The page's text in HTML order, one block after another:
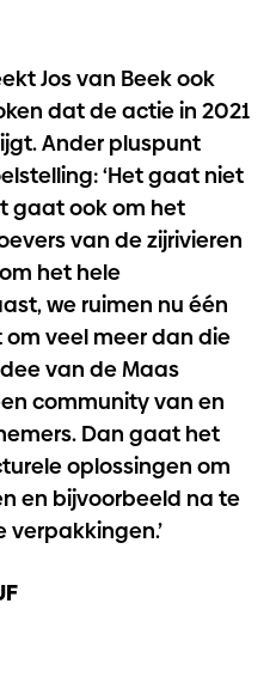
Jos van Beek ook
dat de actie in 2021
Ander pluspunt
‘Het gaat niet
gaat ook om het
van de zijrivieren
het hele
we ruimen nu één
veel meer dan die
van de Maas
community van en
Dan gaat het
oplossingen om
en bijvoorbeeld na te